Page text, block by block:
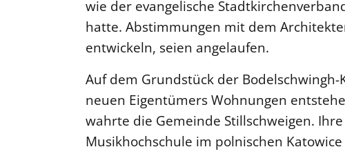
wie der evangelische
hatte. Abstimmungen mit dem
entwickeln, seien angelaufen.
Auf dem Grundstück der
neuen Eigentümers Wohnungen
wahrte die Gemeinde Stillschweigen.
Musikhochschule im polnischen